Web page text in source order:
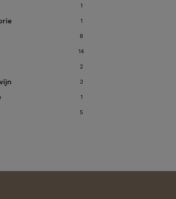
1
1
8
14
2
3
1
5